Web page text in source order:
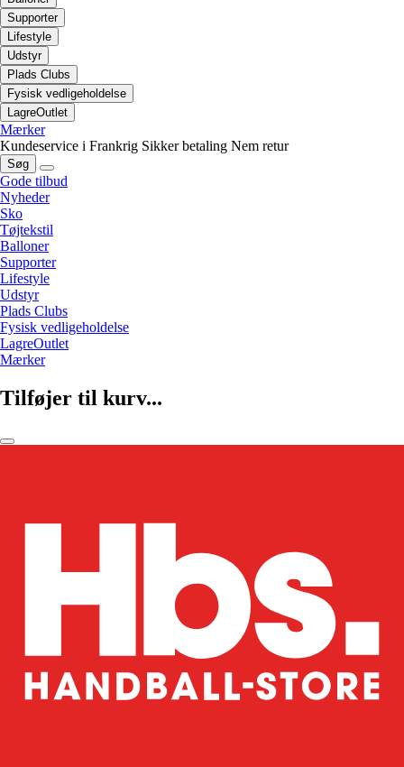
Supporter
Lifestyle
Udstyr
Plads Clubs
Fysisk vedligeholdelse
LagreOutlet
Mærker
Kundeservice i Frankrig Sikker betaling Nem retur
Søg
Gode tilbud
Nyheder
Sko
Tøjtekstil
Balloner
Supporter
Lifestyle
Udstyr
Plads Clubs
Fysisk vedligeholdelse
LagreOutlet
Mærker
Tilføjer til kurv...